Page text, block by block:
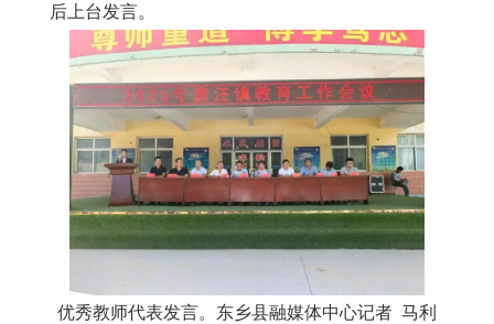
后上台发言。
优秀教师代表发言。东乡县融媒体中心记者 马利